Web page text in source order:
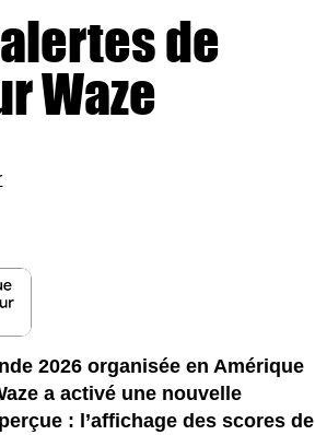
de
Waze
2026 organisée en Amérique
a activé une nouvelle
: l’affichage des scores de